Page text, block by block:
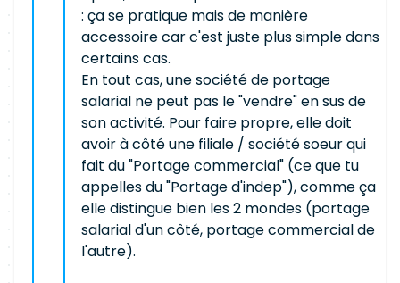
: ça se pratique mais de manière
accessoire car c'est juste plus simple dans
certains cas.
En tout cas, une société de portage
salarial ne peut pas le "vendre" en sus de
son activité. Pour faire propre, elle doit
avoir à côté une filiale / société soeur qui
fait du "Portage commercial" (ce que tu
appelles du "Portage d'indep"), comme ça
elle distingue bien les 2 mondes (portage
salarial d'un côté, portage commercial de
l'autre).